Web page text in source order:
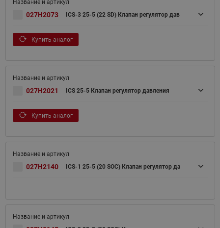
027H2073 ICS-3 25-5 (22 SD) Клапан регулятор дав
Купить аналог
027H2021 ICS 25-5 Клапан регулятор давления
Купить аналог
027H2140 ICS-1 25-5 (20 SOC) Клапан регулятор да